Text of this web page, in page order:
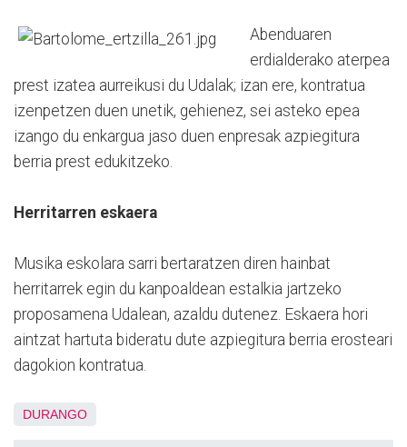
Abenduaren
erdialderako aterpea
prest izatea aurreikusi du Udalak; izan ere, kontratua
izenpetzen duen unetik, gehienez, sei asteko epea
izango du enkargua jaso duen enpresak azpiegitura
berria prest edukitzeko.
Herritarren eskaera
Musika eskolara sarri bertaratzen diren hainbat
herritarrek egin du kanpoaldean estalkia jartzeko
proposamena Udalean, azaldu dutenez. Eskaera hori
aintzat hartuta bideratu dute azpiegitura berria erosteari
dagokion kontratua.
DURANGO